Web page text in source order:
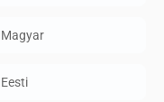
Magyar
Eesti